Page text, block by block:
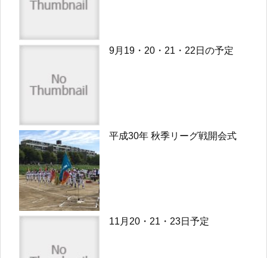
9月19・20・21・22日の予定
平成30年 秋季リーグ戦開会式
11月20・21・23日予定